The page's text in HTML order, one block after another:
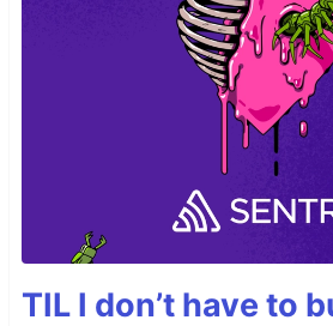
TIL I don’t have to